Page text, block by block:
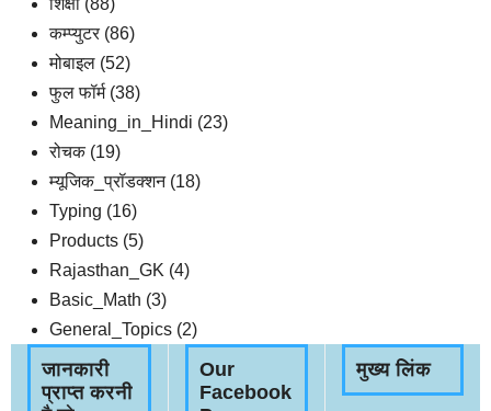
कम्प्युटर (86)
मोबाइल (52)
फुल फॉर्म (38)
Meaning_in_Hindi (23)
रोचक (19)
म्यूजिक_प्रॉडक्शन (18)
Typing (16)
Products (5)
Rajasthan_GK (4)
Basic_Math (3)
General_Topics (2)
जानकारी
प्राप्त करनी
Our
Facebook
मुख्य लिंक